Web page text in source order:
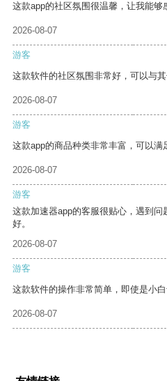
这款app的社区氛围很温馨，让我能够
2026-08-07
游客
这款软件的社区氛围非常好，可以与其
2026-08-07
游客
这款app的商品种类非常丰富，可以满
2026-08-07
游客
这款加速器app的客服很贴心，遇到
好。
2026-08-07
游客
这款软件的操作非常简单，即使是小白
2026-08-07